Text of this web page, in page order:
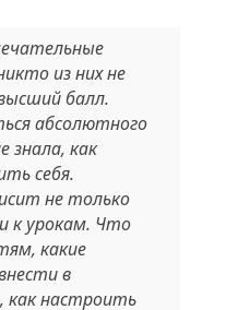
из них не
балл.
абсолютного
знала, как
себя.
не только
к урокам. Что
какие
в
как настроить